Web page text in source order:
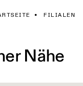
FILIALEN
Nähe